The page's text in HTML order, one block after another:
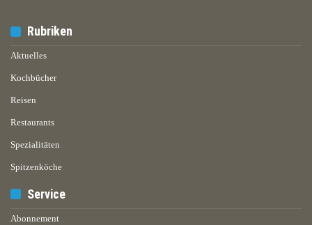
Rubriken
Aktuelles
Kochbücher
Reisen
Restaurants
Spezialitäten
Spitzenköche
Service
Abonnement